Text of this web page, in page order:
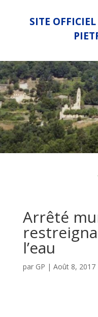
SITE
Arrêté
l’eau
par GP | Août 8, 2017